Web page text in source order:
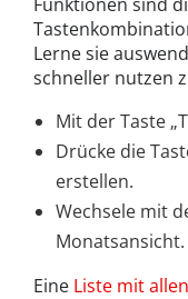
Lerne sie
schneller nutzen
Mit der Taste
Drücke die
erstellen.
Wechsele mit
Monatsansicht.
Eine Liste mit